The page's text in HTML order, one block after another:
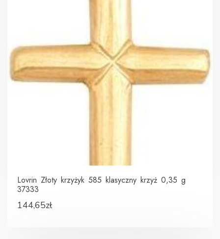
Lovrin Złoty krzyżyk 585 klasyczny krzyż 0,35 g
37333
144,65zł